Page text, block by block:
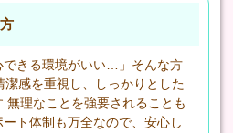
できる環境がいい…」そんな方
潔感を重視し、しっかりとした
無理なことを強要されることも
ト体制も万全なので、安心し